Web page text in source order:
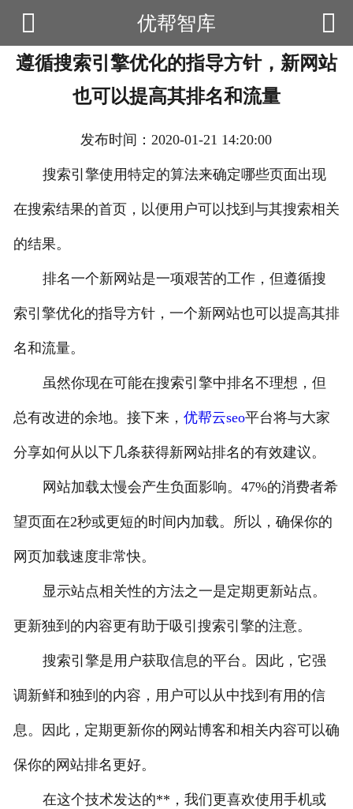
云产品
数据云查询
数据云监控
应用场景
优帮资讯
 优帮智库 
遵循搜索引擎优化的指导方针，新网站
也可以提高其排名和流量
发布时间：2020-01-21 14:20:00
搜索引擎使用特定的算法来确定哪些页面出现
在搜索结果的首页，以便用户可以找到与其搜索相关
的结果。
排名一个新网站是一项艰苦的工作，但遵循搜
索引擎优化的指导方针，一个新网站也可以提高其排
名和流量。
虽然你现在可能在搜索引擎中排名不理想，但
总有改进的余地。接下来， 优帮云seo平台将与大家
分享如何从以下几条获得新网站排名的有效建议。
网站加载太慢会产生负面影响。47%的消费者希
望页面在2秒或更短的时间内加载。所以，确保你的
网页加载速度非常快。
显示站点相关性的方法之一是定期更新站点。
更新独到的内容更有助于吸引搜索引擎的注意。
搜索引擎是用户获取信息的平台。因此，它强
调新鲜和独到的内容，用户可以从中找到有用的信
息。因此，定期更新你的网站博客和相关内容可以确
保你的网站排名更好。
在这个技术发达的**，我们更喜欢使用手机或